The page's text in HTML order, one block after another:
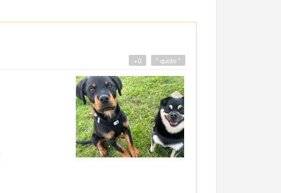
" quote "
+0